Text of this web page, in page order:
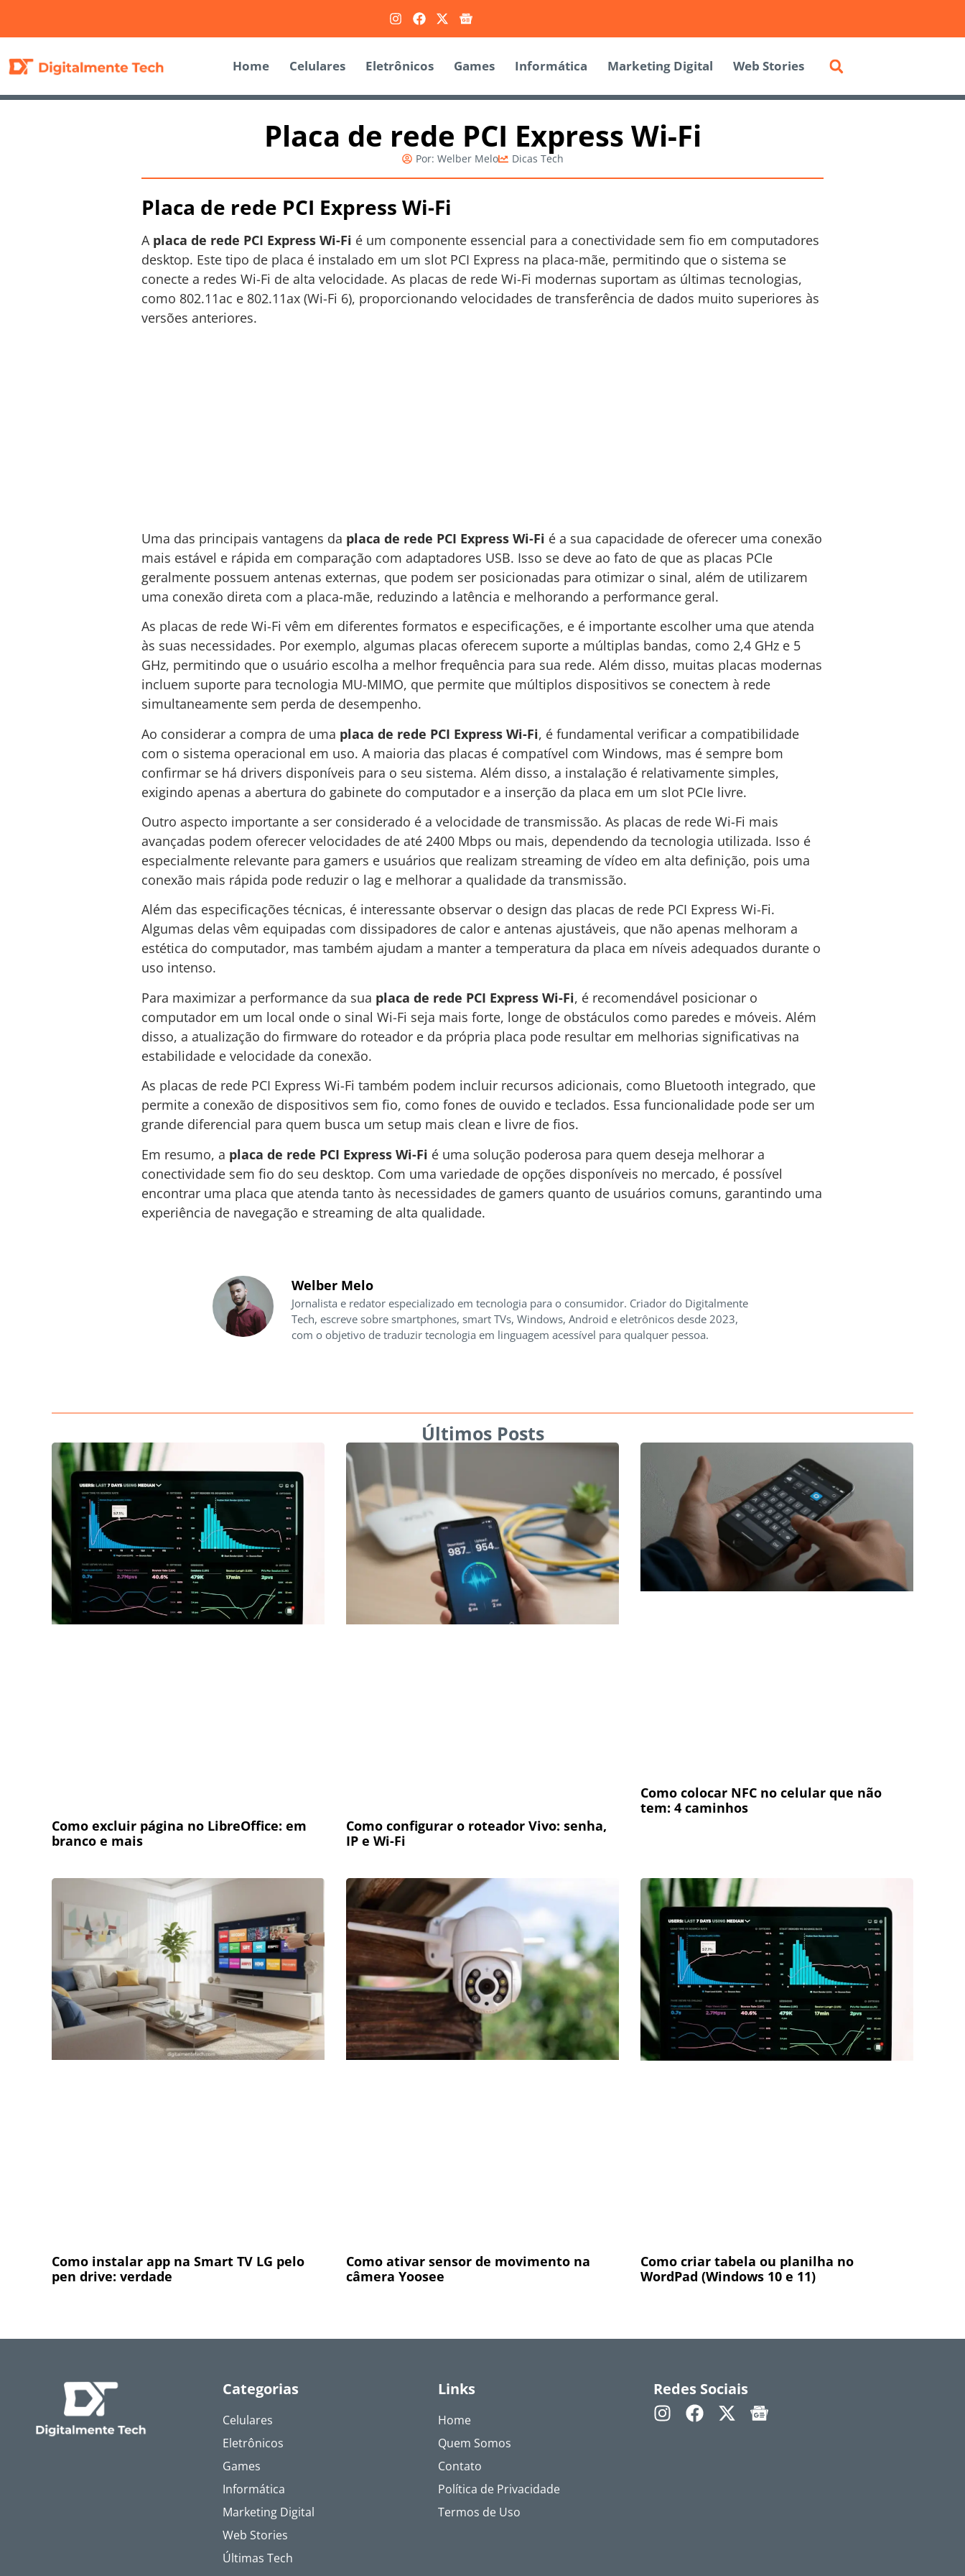
Home Celulares Eletrônicos Games Informática Marketing Digital Web Stories
Placa de rede PCI Express Wi-Fi
Por: Welber Melo Dicas Tech
Placa de rede PCI Express Wi-Fi
A placa de rede PCI Express Wi-Fi é um componente essencial para a conectividade sem fio em computadores
desktop. Este tipo de placa é instalado em um slot PCI Express na placa-mãe, permitindo que o sistema se
conecte a redes Wi-Fi de alta velocidade. As placas de rede Wi-Fi modernas suportam as últimas tecnologias,
como 802.11ac e 802.11ax (Wi-Fi 6), proporcionando velocidades de transferência de dados muito superiores às
versões anteriores.
Uma das principais vantagens da placa de rede PCI Express Wi-Fi é a sua capacidade de oferecer uma conexão
mais estável e rápida em comparação com adaptadores USB. Isso se deve ao fato de que as placas PCIe
geralmente possuem antenas externas, que podem ser posicionadas para otimizar o sinal, além de utilizarem
uma conexão direta com a placa-mãe, reduzindo a latência e melhorando a performance geral.
As placas de rede Wi-Fi vêm em diferentes formatos e especificações, e é importante escolher uma que atenda
às suas necessidades. Por exemplo, algumas placas oferecem suporte a múltiplas bandas, como 2,4 GHz e 5
GHz, permitindo que o usuário escolha a melhor frequência para sua rede. Além disso, muitas placas modernas
incluem suporte para tecnologia MU-MIMO, que permite que múltiplos dispositivos se conectem à rede
simultaneamente sem perda de desempenho.
Ao considerar a compra de uma placa de rede PCI Express Wi-Fi, é fundamental verificar a compatibilidade
com o sistema operacional em uso. A maioria das placas é compatível com Windows, mas é sempre bom
confirmar se há drivers disponíveis para o seu sistema. Além disso, a instalação é relativamente simples,
exigindo apenas a abertura do gabinete do computador e a inserção da placa em um slot PCIe livre.
Outro aspecto importante a ser considerado é a velocidade de transmissão. As placas de rede Wi-Fi mais
avançadas podem oferecer velocidades de até 2400 Mbps ou mais, dependendo da tecnologia utilizada. Isso é
especialmente relevante para gamers e usuários que realizam streaming de vídeo em alta definição, pois uma
conexão mais rápida pode reduzir o lag e melhorar a qualidade da transmissão.
Além das especificações técnicas, é interessante observar o design das placas de rede PCI Express Wi-Fi.
Algumas delas vêm equipadas com dissipadores de calor e antenas ajustáveis, que não apenas melhoram a
estética do computador, mas também ajudam a manter a temperatura da placa em níveis adequados durante o
uso intenso.
Para maximizar a performance da sua placa de rede PCI Express Wi-Fi, é recomendável posicionar o
computador em um local onde o sinal Wi-Fi seja mais forte, longe de obstáculos como paredes e móveis. Além
disso, a atualização do firmware do roteador e da própria placa pode resultar em melhorias significativas na
estabilidade e velocidade da conexão.
As placas de rede PCI Express Wi-Fi também podem incluir recursos adicionais, como Bluetooth integrado, que
permite a conexão de dispositivos sem fio, como fones de ouvido e teclados. Essa funcionalidade pode ser um
grande diferencial para quem busca um setup mais clean e livre de fios.
Em resumo, a placa de rede PCI Express Wi-Fi é uma solução poderosa para quem deseja melhorar a
conectividade sem fio do seu desktop. Com uma variedade de opções disponíveis no mercado, é possível
encontrar uma placa que atenda tanto às necessidades de gamers quanto de usuários comuns, garantindo uma
experiência de navegação e streaming de alta qualidade.
Welber Melo
Jornalista e redator especializado em tecnologia para o consumidor. Criador do Digitalmente
Tech, escreve sobre smartphones, smart TVs, Windows, Android e eletrônicos desde 2023,
com o objetivo de traduzir tecnologia em linguagem acessível para qualquer pessoa.
Últimos Posts
Como excluir página no LibreOffice: em
branco e mais
Como configurar o roteador Vivo: senha,
IP e Wi-Fi
Como colocar NFC no celular que não
tem: 4 caminhos
Como instalar app na Smart TV LG pelo
pen drive: verdade
Como ativar sensor de movimento na
câmera Yoosee
Como criar tabela ou planilha no
WordPad (Windows 10 e 11)
Categorias
Celulares
Eletrônicos
Games
Informática
Marketing Digital
Web Stories
Últimas Tech
Links
Home
Quem Somos
Contato
Política de Privacidade
Termos de Uso
Redes Sociais